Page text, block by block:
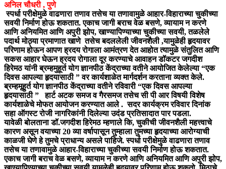
अनिल चौधरी , पुणे
स्पर्धा परीक्षेमुळे वाढणारा तणाव तसेच या तणावामुळे आहार-विहाराच्या चुकीच्या
सवयी निर्माण होऊ शकतात. एकाच जागी बराच वेळ बसणे, व्यायाम न करणे
आणि अनियमित आणि अपुरी झोप, खाण्यापिण्याच्या चुकीच्या सवयी, तळलेले
पदार्थ मोठ्या प्रमाणात खाणे तसेच बदललेली जीवनशैली ,यामुळेही हृदयावर
परिणाम होऊन आपण ह्रदय रोगाला आमंत्रण देत आहोत त्यामुळे संतुलित आणि
सकस आहार घेऊन ह्रदय रोगाला दूर करण्याचे आवाहन डॉकटर जगदीश
हिरेमठ यांनी ब्रम्हमुहूर्त योग ज्ञानपीठ केंद्राच्या वतीने आयोजित केलेल्या “एक
दिवस आपल्या हृदयासाठी ” वर कार्यशाळेत मार्गदर्शन करताना व्यक्त केले.
ब्रम्हमूहुर्त योग ज्ञानपीठ केंद्राच्या वतीने रविवारी “एक दिवस आपल्या
हृदयासाठी ” हार्ट अटक समज व गैरसमज तसेच सी पी आर विषयी विशेष
कार्यशाळेचे मोफत आयोजन करण्यात आले . सदर कार्यक्रम रविवार दिनांक
सहा ऑगस्ट रोजी नागरिकांनी दिलेल्या उदंड प्रतिसादात पार पडला.
यावेळी बोलताना डॉ.जगदीश हिरेमठ म्हणाले कि, चुकीची जीवनशैली महत्त्वाचे
कारण असून वयाच्या 20 व्या वर्षापासून तुम्हाला तुमच्या हृदयाच्या आरोग्याची
काळजी घेणे हे तुमचे प्राधान्य असले पाहिजे. स्पर्धा परीक्षेमुळे वाढणारा तणाव
तसेच या तणावामुळे आहार-विहाराच्या चुकीच्या सवयी निर्माण होऊ शकतात.
एकाच जागी बराच वेळ बसणे, व्यायाम न करणे आणि अनियमित आणि अपुरी झोप,